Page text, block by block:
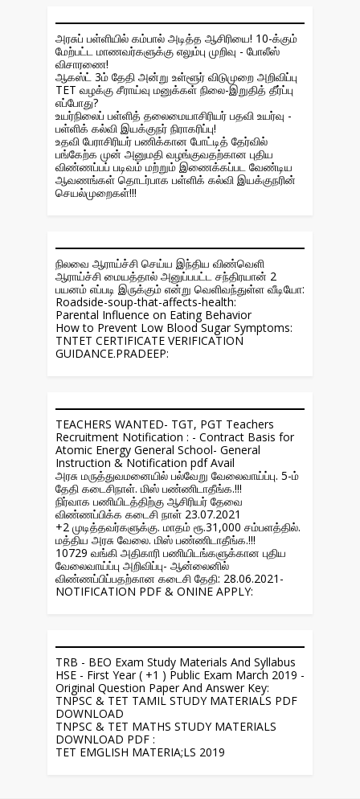
அரசுப் பள்ளியில் கம்பால் அடித்த ஆசிரியை! 10-க்கும்
மேற்பட்ட மாணவர்களுக்கு எலும்பு முறிவு - போலீஸ்
விசாரணை!
ஆகஸ்ட் 3ம் தேதி அன்று உள்ளூர் விடுமுறை அறிவிப்பு
TET வழக்கு சீராய்வு மனுக்கள் நிலை-இறுதித் தீர்ப்பு
எப்போது?
உயர்நிலைப் பள்ளித் தலைமையாசிரியர் பதவி உயர்வு -
பள்ளிக் கல்வி இயக்குநர் நிராகரிப்பு!
உதவி பேராசிரியர் பணிக்கான போட்டித் தேர்வில்
பங்கேற்க முன் அனுமதி வழங்குவதற்கான புதிய
விண்ணப்பப் படிவம் மற்றும் இணைக்கப்பட வேண்டிய
ஆவணங்கள் தொடர்பாக பள்ளிக் கல்வி இயக்குநரின்
செயல்முறைகள்!!!
நிலவை ஆராய்ச்சி செய்ய இந்திய விண்வெளி
ஆராய்ச்சி மையத்தால் அனுப்பபட்ட சந்திரயான் 2
பயனம் எப்படி இருக்கும் என்று வெளிவந்துள்ள வீடியோ:
Roadside-soup-that-affects-health:
Parental Influence on Eating Behavior
How to Prevent Low Blood Sugar Symptoms:
TNTET CERTIFICATE VERIFICATION
GUIDANCE.PRADEEP:
TEACHERS WANTED- TGT, PGT Teachers
Recruitment Notification : - Contract Basis for
Atomic Energy General School- General
Instruction & Notification pdf Avail
அரசு மருத்துவமனையில் பல்வேறு வேலைவாய்ப்பு. 5-ம்
தேதி கடைசிநாள். மிஸ் பண்ணிடாதீங்க.!!!
நிர்வாக பணியிடத்திற்கு ஆசிரியர் தேவை
விண்ணப்பிக்க கடைசி நாள் 23.07.2021
+2 முடித்தவர்களுக்கு. மாதம் ரூ.31,000 சம்பளத்தில்.
மத்திய அரசு வேலை. மிஸ் பண்ணிடாதீங்க.!!!
10729 வங்கி அதிகாரி பணியிடங்களுக்கான புதிய
வேலைவாய்ப்பு அறிவிப்பு- ஆன்லைனில்
விண்ணப்பிப்பதற்கான கடைசி தேதி: 28.06.2021-
NOTIFICATION PDF & ONINE APPLY:
TRB - BEO Exam Study Materials And Syllabus
HSE - First Year ( +1 ) Public Exam March 2019 -
Original Question Paper And Answer Key:
TNPSC & TET TAMIL STUDY MATERIALS PDF
DOWNLOAD
TNPSC & TET MATHS STUDY MATERIALS
DOWNLOAD PDF :
TET EMGLISH MATERIA;LS 2019